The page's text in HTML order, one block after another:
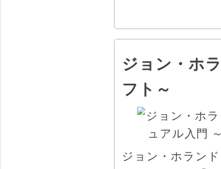
ジョン・ホ
フト～
ジョン・ホラン